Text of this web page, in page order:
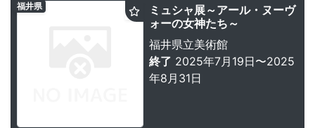
ミュシャ展～アール・ヌーヴ
ォーの女神たち～
福井県立美術館
終了 2025年7月19日〜2025
年8月31日
福井県